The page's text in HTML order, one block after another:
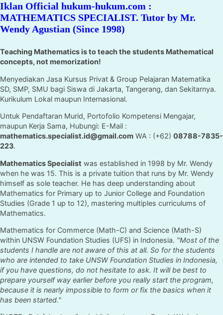
Iklan Official hukum-hukum.com :
MATHEMATICS SPECIALIST. Tutor by Mr.
Wendy Agustian (Since 1998)
Teaching Mathematics is to teach the students Mathematical
concepts, not memorization!
Menyediakan Jasa Kursus Privat & Group Pelajaran Matematika
SD, SMP, SMU bagi Siswa di Jakarta, Tangerang, dan Sekitarnya.
Kurikulum Lokal maupun Internasional.
Untuk Pendaftaran Murid, Portofolio Kompetensi Mengajar,
maupun Kerja Sama, Hubungi: E-Mail :
mathematics.specialist.id@gmail.com WA : (+62) 08788-7835-
223.
Mathematics Specialist was established in 1998 by Mr. Wendy
when he was 15. This is a private tuition that runs by Mr. Wendy
himself as sole teacher. He has deep understanding about
Mathematics for Primary up to Junior College and Foundation
Studies (Grade 1 up to 12), mastering multiples curriculums of
Mathematics.
Mathematics for Commerce (Math-C) and Science (Math-S)
within UNSW Foundation Studies (UFS) in Indonesia. "Most of the
students I handle are not aware of this at all. So for the students
who are intended to take UNSW Foundation Studies in Indonesia,
if you have questions, do not hesitate to ask. It will be best to
prepare yourself way earlier before you really start the program,
because it is nearly impossible to form or fix the basics when it
has been started."